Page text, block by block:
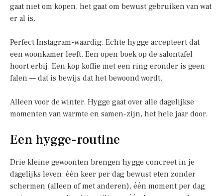
gaat niet om kopen, het gaat om bewust gebruiken van wat
er al is.
Perfect Instagram-waardig. Echte hygge accepteert dat
een woonkamer leeft. Een open boek op de salontafel
hoort erbij. Een kop koffie met een ring eronder is geen
falen — dat is bewijs dat het bewoond wordt.
Alleen voor de winter. Hygge gaat over alle dagelijkse
momenten van warmte en samen-zijn, het hele jaar door.
Een hygge-routine
Drie kleine gewoonten brengen hygge concreet in je
dagelijks leven: één keer per dag bewust eten zonder
schermen (alleen of met anderen), één moment per dag